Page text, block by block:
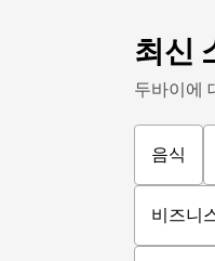
최신
두바이에
음식
비즈니